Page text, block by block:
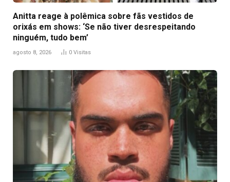
Anitta reage à polêmica sobre fãs vestidos de
orixás em shows: ‘Se não tiver desrespeitando
ninguém, tudo bem’
agosto 8, 2026 0 Visitas